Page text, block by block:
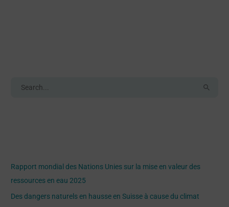
rRapport mondial des Nations Unies sur la mise en valeur des
ressources en eau 2025
Des dangers naturels en hausse en Suisse à cause du climat